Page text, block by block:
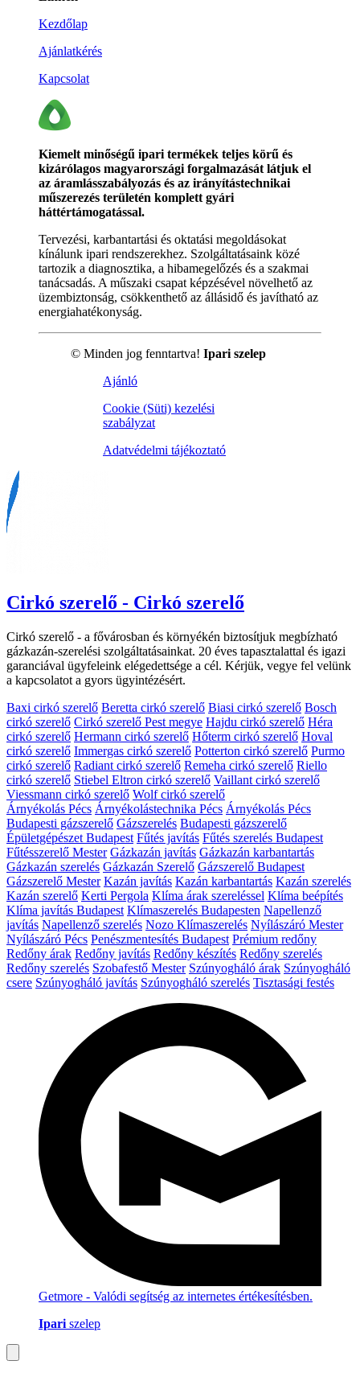
Kezdőlap
Ajánlatkérés
Kapcsolat
Kiemelt minőségű ipari termékek teljes körű és
kizárólagos magyarországi forgalmazását látjuk el
az áramlásszabályozás és az irányítástechnikai
műszerezés területén komplett gyári
háttértámogatással.
Tervezési, karbantartási és oktatási megoldásokat
kínálunk ipari rendszerekhez. Szolgáltatásaink közé
tartozik a diagnosztika, a hibamegelőzés és a szakmai
tanácsadás. A műszaki csapat képzésével növelhető az
üzembiztonság, csökkenthető az állásidő és javítható az
energiahatékonyság.
© Minden jog fenntartva! Ipari szelep
Ajánló
Cookie (Süti) kezelési
szabályzat
Adatvédelmi tájékoztató
Cirkó szerelő - Cirkó szerelő
Cirkó szerelő - a fővárosban és környékén biztosítjuk megbízható
gázkazán-szerelési szolgáltatásainkat. 20 éves tapasztalattal és igazi
garanciával ügyfeleink elégedettsége a cél. Kérjük, vegye fel velünk
a kapcsolatot a gyors ügyintézésért.
Baxi cirkó szerelő Beretta cirkó szerelő Biasi cirkó szerelő Bosch
cirkó szerelő Cirkó szerelő Pest megye Hajdu cirkó szerelő Héra
cirkó szerelő Hermann cirkó szerelő Hőterm cirkó szerelő Hoval
cirkó szerelő Immergas cirkó szerelő Potterton cirkó szerelő Purmo
cirkó szerelő Radiant cirkó szerelő Remeha cirkó szerelő Riello
cirkó szerelő Stiebel Eltron cirkó szerelő Vaillant cirkó szerelő
Viessmann cirkó szerelő Wolf cirkó szerelő
Árnyékolás Pécs Árnyékolástechnika Pécs Árnyékolás Pécs
Budapesti gázszerelő Gázszerelés Budapesti gázszerelő
Épületgépészet Budapest Fűtés javítás Fűtés szerelés Budapest
Fűtésszerelő Mester Gázkazán javítás Gázkazán karbantartás
Gázkazán szerelés Gázkazán Szerelő Gázszerelő Budapest
Gázszerelő Mester Kazán javítás Kazán karbantartás Kazán szerelés
Kazán szerelő Kerti Pergola Klíma árak szereléssel Klíma beépítés
Klíma javítás Budapest Klímaszerelés Budapesten Napellenző
javítás Napellenző szerelés Nozo Klímaszerelés Nyílászáró Mester
Nyílászáró Pécs Penészmentesítés Budapest Prémium redőny
Redőny árak Redőny javítás Redőny készítés Redőny szerelés
Redőny szerelés Szobafestő Mester Szúnyogháló árak Szúnyogháló
csere Szúnyogháló javítás Szúnyogháló szerelés Tisztasági festés
Getmore - Valódi segítség az internetes értékesítésben.
Ipari szelep